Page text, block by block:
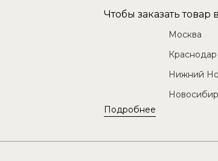
Чтобы заказать
Подробнее
Москва
Краснодар
Нижний